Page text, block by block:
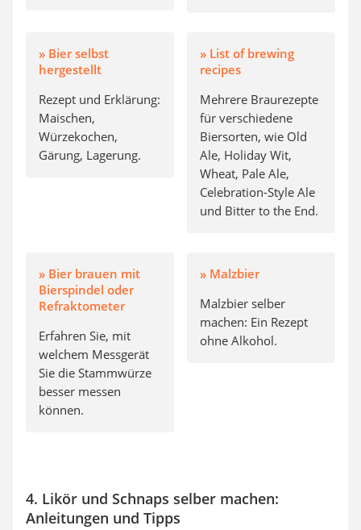
» Bier selbst
hergestellt
Rezept und Erklärung:
Maischen,
Würzekochen,
Gärung, Lagerung.
» List of brewing
recipes
Mehrere Braurezepte
für verschiedene
Biersorten, wie Old
Ale, Holiday Wit,
Wheat, Pale Ale,
Celebration-Style Ale
und Bitter to the End.
» Bier brauen mit
Bierspindel oder
Refraktometer
Erfahren Sie, mit
welchem Messgerät
Sie die Stammwürze
besser messen
können.
» Malzbier
Malzbier selber
machen: Ein Rezept
ohne Alkohol.
4. Likör und Schnaps selber machen:
Anleitungen und Tipps